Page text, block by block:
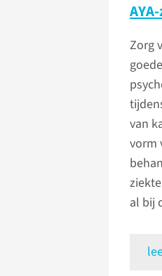
Zorg
van
vorm
al bij